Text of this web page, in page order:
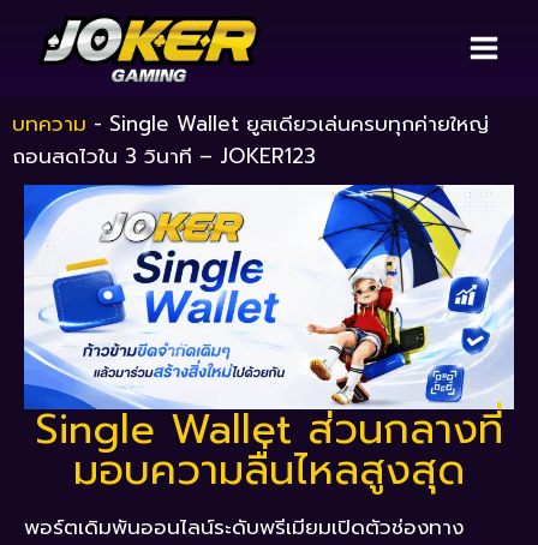
บทความ - Single Wallet ยูสเดียวเล่นครบทุกค่ายใหญ่
ถอนสดไวใน 3 วินาที – JOKER123
Single Wallet ส่วนกลางที่
มอบความลื่นไหลสูงสุด
พอร์ตเดิมพันออนไลน์ระดับพรีเมียมเปิดตัวช่องทาง